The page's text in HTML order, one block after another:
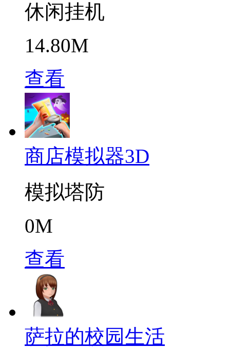
休闲挂机
14.80M
查看
商店模拟器3D
模拟塔防
0M
查看
萨拉的校园生活